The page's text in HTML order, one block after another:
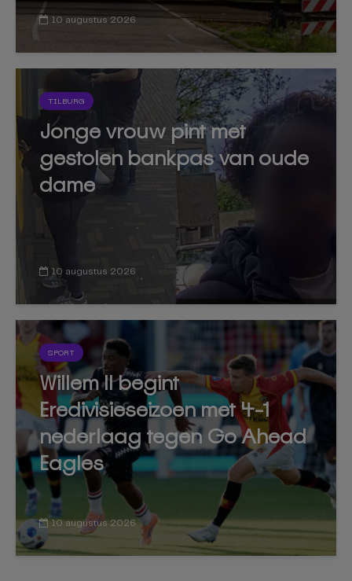
10 augustus 2026
TILBURG
Jonge vrouw pint met
gestolen bankpas van oude
dame
10 augustus 2026
SPORT
Willem II begint
Eredivisieseizoen met 4-1
nederlaag tegen Go Ahead
Eagles
10 augustus 2026